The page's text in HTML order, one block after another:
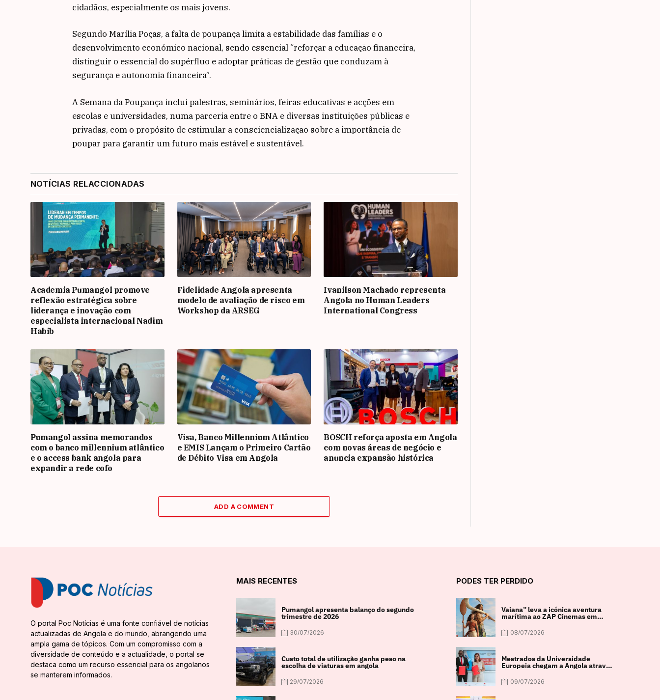
cidadãos, especialmente os mais jovens.
Segundo Marília Poças, a falta de poupança limita a estabilidade das famílias e o
desenvolvimento económico nacional, sendo essencial “reforçar a educação financeira,
distinguir o essencial do supérfluo e adoptar práticas de gestão que conduzam à
segurança e autonomia financeira”.
A Semana da Poupança inclui palestras, seminários, feiras educativas e acções em
escolas e universidades, numa parceria entre o BNA e diversas instituições públicas e
privadas, com o propósito de estimular a consciencialização sobre a importância de
poupar para garantir um futuro mais estável e sustentável.
NOTÍCIAS RELACCIONADAS
Academia Pumangol promove
reflexão estratégica sobre
liderança e inovação com
especialista internacional Nadim
Habib
Fidelidade Angola apresenta
modelo de avaliação de risco em
Workshop da ARSEG
Ivanilson Machado representa
Angola no Human Leaders
International Congress
Pumangol assina memorandos
com o banco millennium atlântico
e o access bank angola para
expandir a rede cofo
Visa, Banco Millennium Atlântico
e EMIS Lançam o Primeiro Cartão
de Débito Visa em Angola
BOSCH reforça aposta em Angola
com novas áreas de negócio e
anuncia expansão histórica
ADD A COMMENT
O portal Poc Notícias é uma fonte confiável de notícias
actualizadas de Angola e do mundo, abrangendo uma
ampla gama de tópicos. Com um compromisso com a
diversidade de conteúdo e a actualidade, o portal se
destaca como um recurso essencial para os angolanos
se manterem informados.
MAIS RECENTES
Pumangol apresenta balanço do segundo
trimestre de 2026
30/07/2026
Custo total de utilização ganha peso na
escolha de viaturas em angola
29/07/2026
PODES TER PERDIDO
Vaiana” leva a icónica aventura
marítima ao ZAP Cinemas em
08/07/2026
Mestrados da Universidade
Europeia chegam a Angola através
09/07/2026